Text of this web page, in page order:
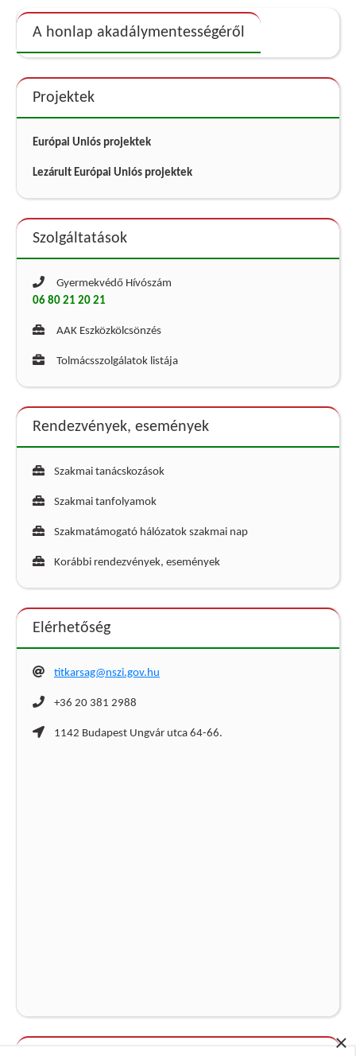
×
A honlap akadálymentességéről
Projektek
Európai Uniós projektek
Lezárult Európai Uniós projektek
Szolgáltatások
Gyermekvédő Hívószám
06 80 21 20 21
AAK Eszközkölcsönzés
Tolmácsszolgálatok listája
Rendezvények, események
Szakmai tanácskozások
Szakmai tanfolyamok
Szakmatámogató hálózatok szakmai nap
Korábbi rendezvények, események
Elérhetőség
titkarsag@nszi.gov.hu
+36 20 381 2988
1142 Budapest Ungvár utca 64-66.